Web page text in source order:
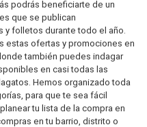
podrás beneficiarte de un
que se publican
y folletos durante todo el año.
estas ofertas y promociones en
también puedes indagar
en casi todas las
Hemos organizado toda
para que te sea fácil
tu lista de la compra en
en tu barrio, distrito o